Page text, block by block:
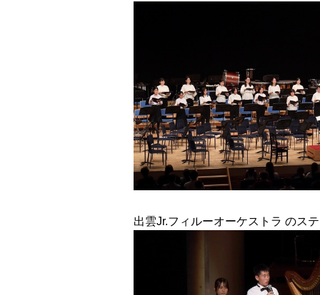
出雲Jr.フィルーオーケストラ のス